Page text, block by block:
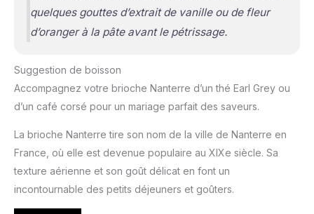
quelques gouttes d’extrait de vanille ou de fleur
d’oranger à la pâte avant le pétrissage.
Suggestion de boisson
Accompagnez votre brioche Nanterre d’un thé Earl Grey ou
d’un café corsé pour un mariage parfait des saveurs.
La brioche Nanterre tire son nom de la ville de Nanterre en
France, où elle est devenue populaire au XIXe siècle. Sa
texture aérienne et son goût délicat en font un
incontournable des petits déjeuners et goûters.